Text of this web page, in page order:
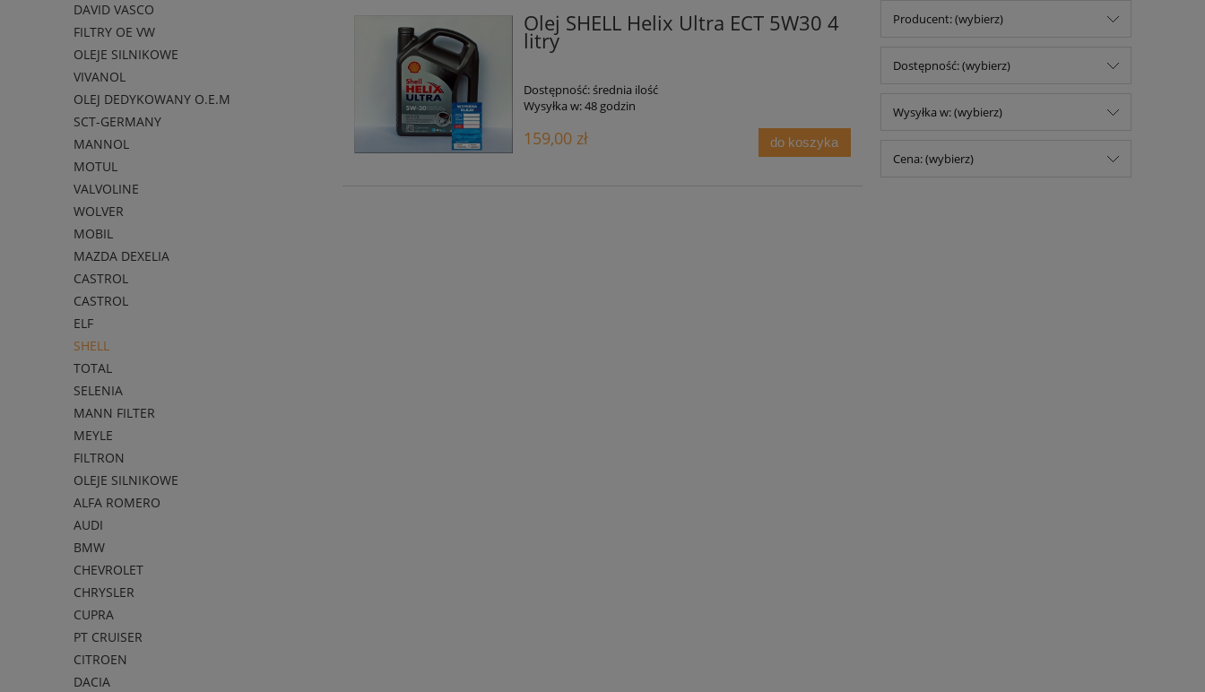
DAVID VASCO
FILTRY OE VW
OLEJE SILNIKOWE
VIVANOL
OLEJ DEDYKOWANY O.E.M
SCT-GERMANY
MANNOL
MOTUL
VALVOLINE
WOLVER
MOBIL
MAZDA DEXELIA
CASTROL
CASTROL
ELF
SHELL
TOTAL
SELENIA
MANN FILTER
MEYLE
FILTRON
OLEJE SILNIKOWE
ALFA ROMERO
AUDI
BMW
CHEVROLET
CHRYSLER
CUPRA
PT CRUISER
CITROEN
DACIA
Olej SHELL Helix Ultra ECT 5W30 4
litry
Dostępność:średnia ilość
Wysyłka w:48 godzin
159,00 zł do koszyka
Producent: (wybierz)
Dostępność: (wybierz)
Wysyłka w: (wybierz)
Cena: (wybierz)